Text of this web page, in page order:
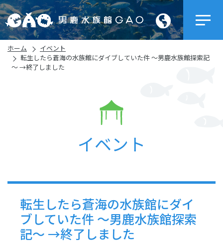
ホーム
イベント
転生したら蒼海の水族館にダイブしていた件 ～男鹿水族館探索記
～ →終了しました
イベント
転生したら蒼海の水族館にダイ
ブしていた件 ～男鹿水族館探索
記～ →終了しました